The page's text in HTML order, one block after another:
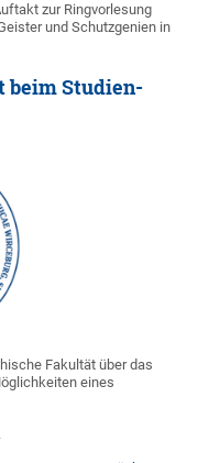
zur Ringvorlesung
und Schutzgenien in
beim Studien-
Fakultät über das
eines